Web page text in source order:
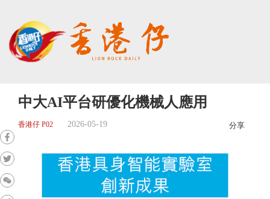
中大AI平台研優化機械人應用
香港仔 P02 2026-05-19 分享